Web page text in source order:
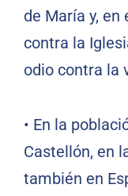
de María y,
contra la
odio contra la
• En la
Castellón, en
también en